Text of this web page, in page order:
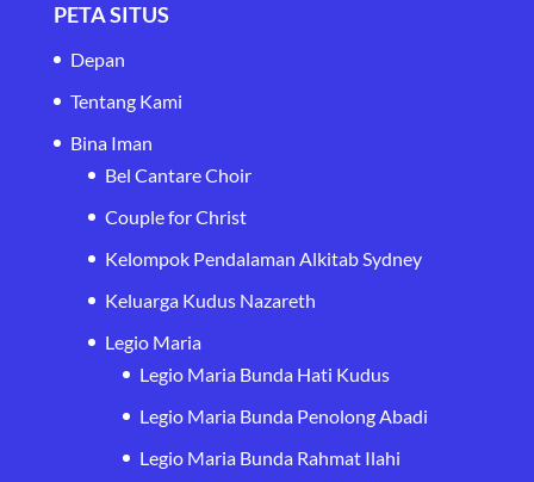
PETA SITUS
Depan
Tentang Kami
Bina Iman
Bel Cantare Choir
Couple for Christ
Kelompok Pendalaman Alkitab Sydney
Keluarga Kudus Nazareth
Legio Maria
Legio Maria Bunda Hati Kudus
Legio Maria Bunda Penolong Abadi
Legio Maria Bunda Rahmat Ilahi